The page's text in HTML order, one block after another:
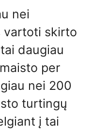
nei
vartoti skirto
daugiau
per
nei 200
turtingų
į tai